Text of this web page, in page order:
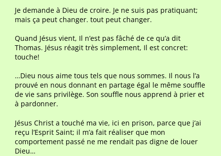
Je demande à Dieu de croire. Je ne suis pas pratiquant;
mais ça peut changer. tout peut changer.
Quand Jésus vient, Il n’est pas fâché de ce qu’a dit
Thomas. Jésus réagit très simplement, Il est concret:
touche!
…Dieu nous aime tous tels que nous sommes. Il nous l’a
prouvé en nous donnant en partage égal le même souffle
de vie sans privilège. Son souffle nous apprend à prier et
à pardonner.
Jésus Christ a touché ma vie, ici en prison, parce que j’ai
reçu l’Esprit Saint; il m’a fait réaliser que mon
comportement passé ne me rendait pas digne de louer
Dieu…